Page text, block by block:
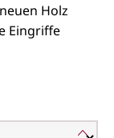
Holz
Eingriffe